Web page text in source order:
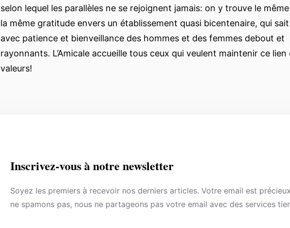
selon lequel les parallèles ne se rejoignent jamais: on y trouve le
la même gratitude envers un établissement quasi bicentenaire, qui
avec patience et bienveillance des hommes et des femmes debout et
rayonnants. L’Amicale accueille tous ceux qui veulent maintenir ce lien
valeurs!
Inscrivez-vous à notre newsletter
Soyez les premiers à recevoir nos derniers articles. Votre email est
ne spamons pas, nous ne partageons pas votre email avec des services